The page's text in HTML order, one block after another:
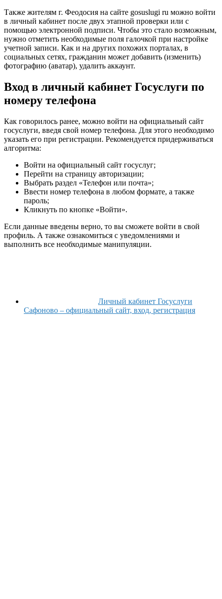
Также жителям г. Феодосия на сайте gosuslugi ru можно войти
в личный кабинет после двух этапной проверки или с
помощью электронной подписи. Чтобы это стало возможным,
нужно отметить необходимые поля галочкой при настройке
учетной записи. Как и на других похожих порталах, в
социальных сетях, гражданин может добавить (изменить)
фотографию (аватар), удалить аккаунт.
Вход в личный кабинет Госуслуги по
номеру телефона
Как говорилось ранее, можно войти на официальный сайт
госуслуги, введя свой номер телефона. Для этого необходимо
указать его при регистрации. Рекомендуется придерживаться
алгоритма:
Войти на официальный сайт госуслуг;
Перейти на страницу авторизации;
Выбрать раздел «Телефон или почта»;
Ввести номер телефона в любом формате, а также
пароль;
Кликнуть по кнопке «Войти».
Если данные введены верно, то вы сможете войти в свой
профиль. А также ознакомиться с уведомлениями и
выполнить все необходимые манипуляции.
Личный кабинет Госуслуги
Сафоново – официальный сайт, вход, регистрация